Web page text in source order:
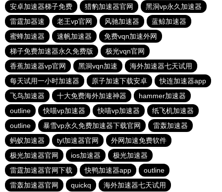
安卓加速器梯子免费
猎豹加速器官网
黑洞vp永久加速器
雷霆加器速
老王vp官网 风驰加速器
蓝鲸加速器
蜜蜂加速器
速帆加速器
免费vqn加速外网
梯子免费加速器永久免费版
极光vqn官网
香蕉加速器vp官网
黑洞vqn加速
海外加速器七天试用
每天试用一小时加速器
原子加速下载安卓
快连加速器app
飞鸟加速器
十大免费海外加速神器
hammer加速器
outline
快喵vp加速器 快喵vp加速器
纸飞机加速器
outline
暴雪vp永久免费加速器下载官网
雷轰加速器
蚂蚁加速器
tyl加速器官网
外网加速免费软件
极光加速器官网
ios加速器
极光加速器
雷霆加速器官网下载
快鸭加速器app
outline
雷轰加速器官网
quickq 海外加速器七天试用